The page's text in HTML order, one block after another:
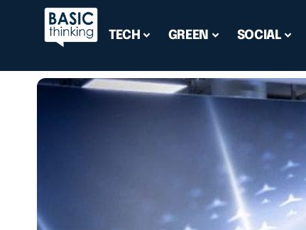
TECH GREEN SOCIAL